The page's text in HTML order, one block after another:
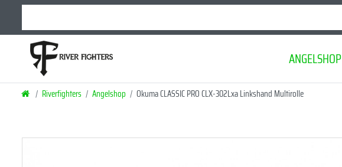
ANGELSHOP
Riverfighters Angelshop Okuma CLASSIC PRO CLX-302Lxa Linkshand Multirolle